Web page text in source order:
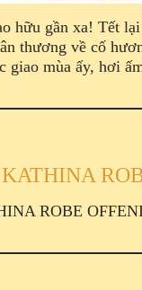
hữu gần xa! Tết
thương về cố
giao mùa ấy, hơi
ROBE